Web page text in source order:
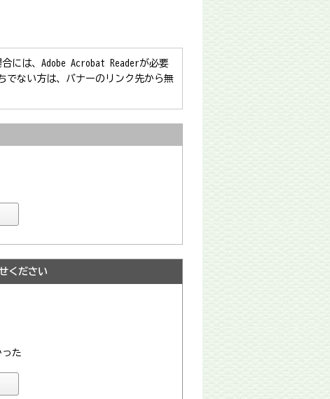
には、Adobe Acrobat Readerが必要
でない方は、バナーのリンク先から無
ください
た